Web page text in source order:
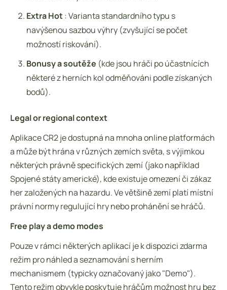
Extra Hot: Varianta standardního typu s
navýšenou sazbou výhry (zvyšující se počet
možností riskování).
Bonusy a soutěže (kde jsou hráči po účastnících
některé z herních kol odměňováni podle získaných
bodů).
Legal or regional context
Aplikace CR2 je dostupná na mnoha online platformách
a může být hrána v různých zemích světa, s výjimkou
některých právně specifických zemí (jako například
Spojené státy americké), kde existuje omezení či zákaz
her založených na hazardu. Ve většině zemí platí místní
právní normy regulující hry nebo prohánění se hráčů.
Free play a demo modes
Pouze v rámci některých aplikací je k dispozici zdarma
režim pro náhled a seznamování s herním
mechanismem (typicky označovaný jako "Demo").
Tento režim obvykle poskytuje hráčům možnost hru bez